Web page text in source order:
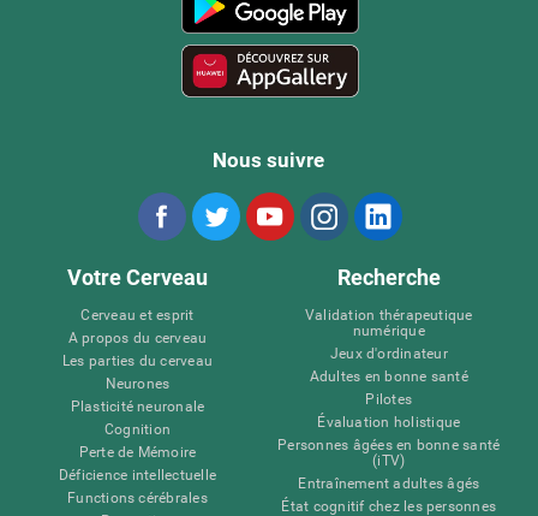
Nous suivre
Votre Cerveau
Cerveau et esprit
A propos du cerveau
Les parties du cerveau
Neurones
Plasticité neuronale
Cognition
Perte de Mémoire
Déficience intellectuelle
Functions cérébrales
Recherche
Validation thérapeutique
numérique
Jeux d'ordinateur
Adultes en bonne santé
Pilotes
Évaluation holistique
Personnes âgées en bonne santé
(iTV)
Entraînement adultes âgés
État cognitif chez les personnes